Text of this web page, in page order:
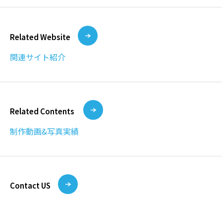
Related Website
関連サイト紹介
Related Contents
制作動画&写真実績
Contact US